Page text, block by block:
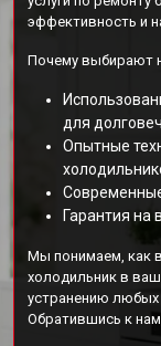
эффективность и
Почему выбирают
для
Опытные
Гарантия на
Мы понимаем, как
холодильник в
устранению любых
Обратившись к